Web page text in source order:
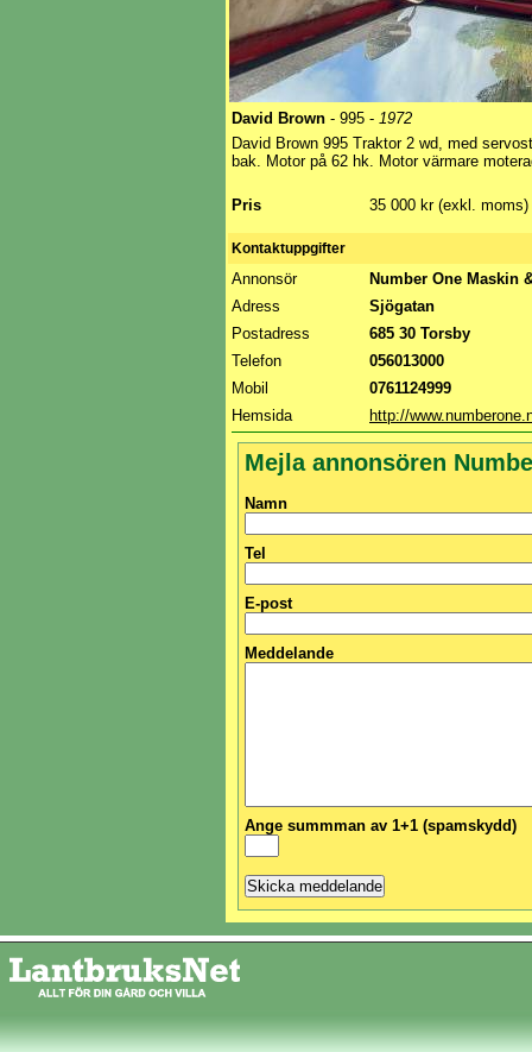
David Brown - 995 - 1972
David Brown 995 Traktor 2 wd, med
bak. Motor på 62 hk. Motor värmare
Pris 35 000 kr (exkl. moms)
Kontaktuppgifter
Annonsör
Number One Maskin
Adress
Sjögatan
Postadress
685 30 Torsby
Telefon
056013000
Mobil
0761124999
Hemsida
http://
Mejla annonsören
Namn
Tel
E-post
Meddelande
Ange summman av 1+1 (spamskydd)